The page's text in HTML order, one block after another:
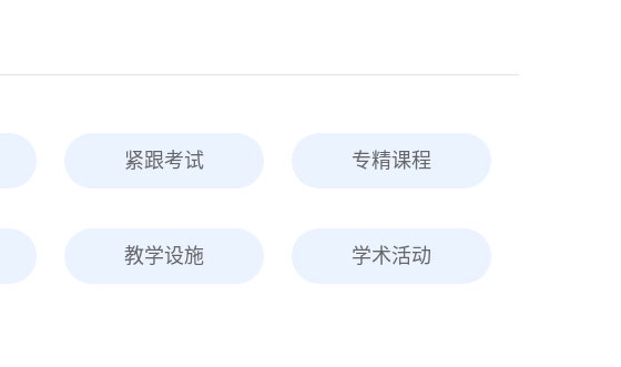
紧跟考试 专精课程
教学设施 学术活动